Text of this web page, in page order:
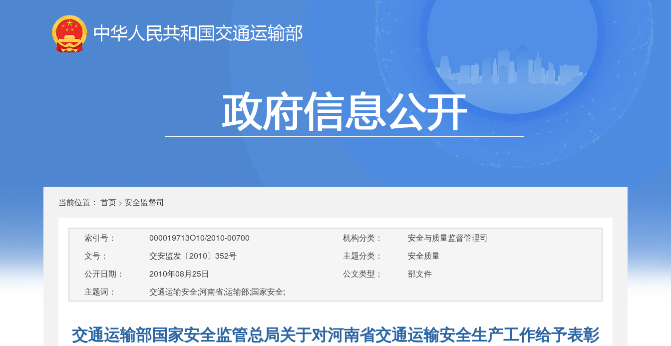
当前位置： 首页 > 安全监督司
索引号：
000019713O10/2010-00700
文号：
交安监发〔2010〕352号
公开日期：
2010年08月25日
主题词：
交通运输安全;河南省;运输部;国家安全;
机构分类：
安全与质量监督管理司
主题分类：
安全质量
公文类型：
部文件
交通运输部国家安全监管总局关于对河南省交通运输安全生产工作给予表彰